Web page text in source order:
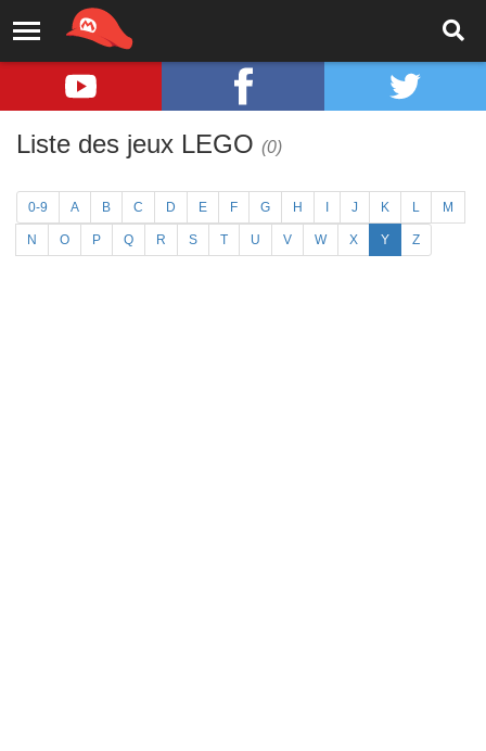
Liste des jeux LEGO (0)
0-9 A B C D E F G H J K L M
N O P Q R S T U V W X Y Z